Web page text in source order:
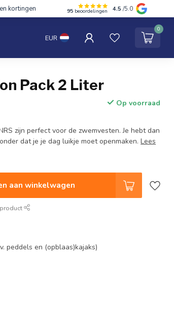
kortingen 95 beoordelingen 4.5 /5.0
EUR
0
Blog Spaar punten
Contact
Pack 2 Liter
Op voorraad
zijn perfect voor de zwemvesten. Je hebt dan
dat je je dag luikje moet openmaken.Lees
aan winkelwagen
peddels en (opblaas)kajaks)